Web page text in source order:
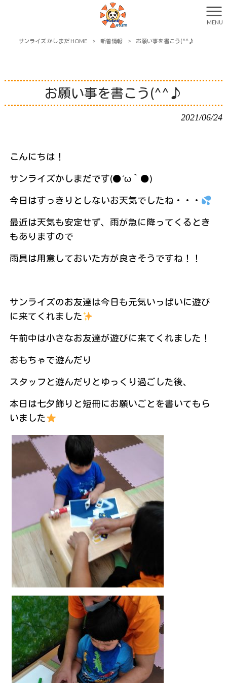
MENU
サンライズ かしまだ HOME > 新着情報 > お願い事を書こう(^^♪
お願い事を書こう(^^♪
2021/06/24
こんにちは！
サンライズかしまだです(●´ω｀●)
今日はすっきりとしないお天気でしたね・・・
最近は天気も安定せず、雨が急に降ってくるとき
もありますので
雨具は用意しておいた方が良さそうですね！！
サンライズのお友達は今日も元気いっぱいに遊び
に来てくれました
午前中は小さなお友達が遊びに来てくれました！
おもちゃで遊んだり
スタッフと遊んだりとゆっくり過ごした後、
本日は七夕飾りと短冊にお願いごとを書いてもら
いました